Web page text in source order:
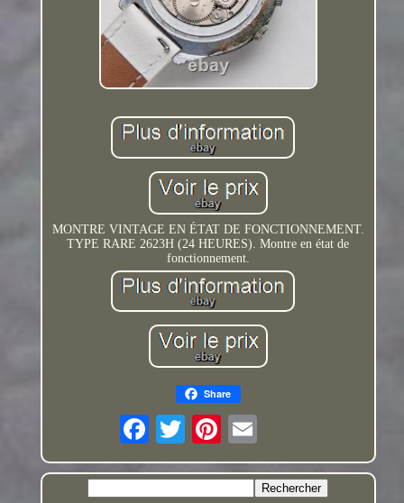
MONTRE VINTAGE EN ÉTAT DE FONCTIONNEMENT.
TYPE RARE 2623H (24 HEURES). Montre en état de
fonctionnement.
Share